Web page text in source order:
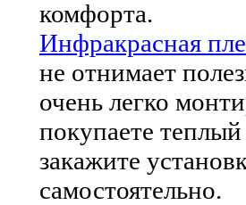
комфорта.
Инфракрасная
не отнимает
очень легко
покупаете
закажите
самостоятельно.